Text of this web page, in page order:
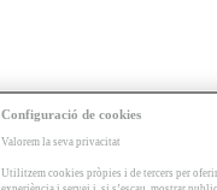
Configuració de cookies
Valorem la seva privacitat
Utilitzem cookies pròpies i de tercers per